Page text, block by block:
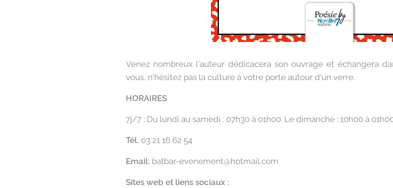
Venez nombreux l'auteur dédicacera son ouvrage et échangera
vous, n'hésitez pas la culture à votre porte autour d'un verre.
HORAIRES
7j/7 : Du lundi au samedi : 07h30 à 01h00. Le dimanche : 10h00 à
Tél. 03 21 16 62 54
Email: batbar-evenement@hotmail.com
Sites web et liens sociaux :